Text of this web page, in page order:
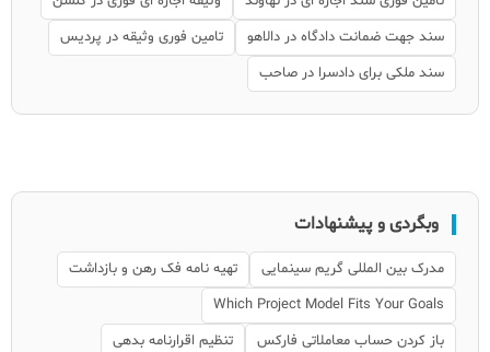
سند جهت ضمانت دادگاه در دالاهو
تامین فوری وثیقه در پردیس
سند ملکی برای دادسرا در صاحب
وبگردی و پیشنهادات
مدرک بین المللی گریم سینمایی
تهیه نامه فک رهن و بازداشت
Which Project Model Fits Your Goals
باز کردن حساب معاملاتی فارکس
تنظیم اقرارنامه بدهی